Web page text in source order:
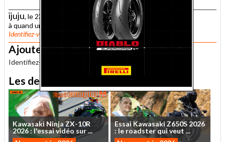
ijuju, le 23 avril 2009 à 00h12
à quand un petit comparo avec la vespa "300 super" ? :)
Identifiez-vous
pour publier un commentaire Signaler un abus
Ajouter un commentaire
Identifiez-vous pour publier un commentaire.
Les derniers essais MNC
Kawasaki NinjaZX-10R
2026: l'essaividéo sur...
Essai KawasakiZ650S 2026
: le roadsterquiveut ...